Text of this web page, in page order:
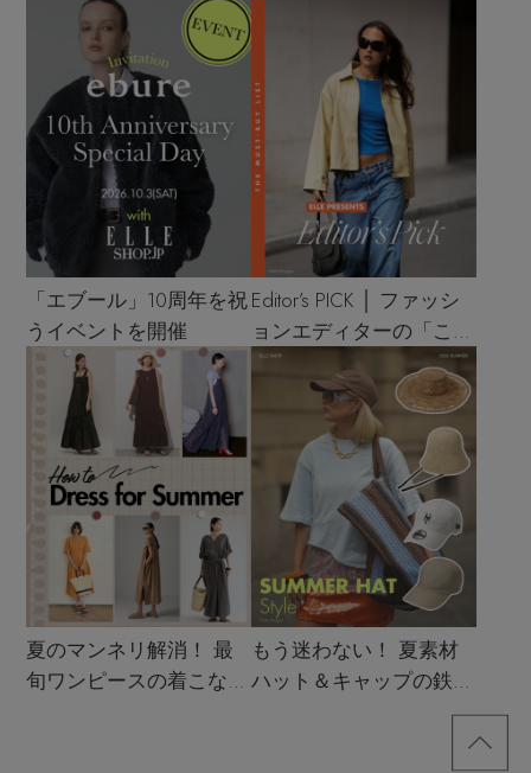
「エブール」10周年を祝
うイベントを開催
Editor’s PICK │ ファッシ
ョンエディターの「これ
買い！」リスト
夏のマンネリ解消！ 最
旬ワンピースの着こなし
もう迷わない！ 夏素材
ハット＆キャップの鉄板